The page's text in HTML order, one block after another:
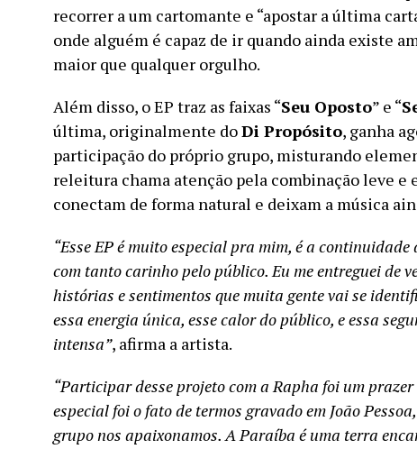
recorrer a um cartomante e “apostar a última
onde alguém é capaz de ir quando ainda existe
maior que qualquer orgulho.
Além disso, o EP traz as faixas “Seu Oposto” e “
última, originalmente doDi Propósito, ganha
participação do próprio grupo, misturando
releitura chama atenção pela combinação leve e
conectam de forma natural e deixam a música
“Esse EP é muito especial pra mim, é a
com tanto carinho pelo público. Eu me entreguei de
histórias e sentimentos que muita gente vai se
essa energia única, esse calor do público, e essa
intensa”, afirma a artista.
“Participar desse projeto com a Rapha foi um
especial foi o fato de termos gravado em João
grupo nos apaixonamos. A Paraíba é uma terra